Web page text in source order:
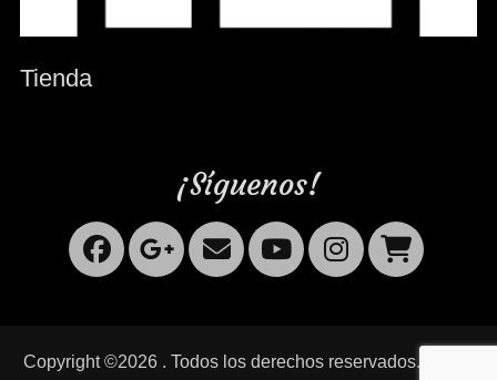
Tienda
¡Síguenos!
Facebook
Googleplus
CorreoYouTube
Copyright ©2026 . Todos los derechos reservados. | Rock